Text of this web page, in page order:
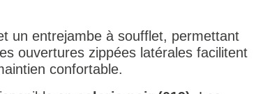
un entrejambe à soufflet, permettant
ouvertures zippées latérales facilitent
confortable.